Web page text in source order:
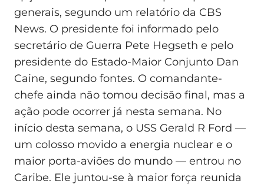
generais, segundo um relatório da CBS
News. O presidente foi informado pelo
secretário de Guerra Pete Hegseth e pelo
presidente do Estado-Maior Conjunto Dan
Caine, segundo fontes. O comandante-
chefe ainda não tomou decisão final, mas a
ação pode ocorrer já nesta semana. No
início desta semana, o USS Gerald R Ford —
um colosso movido a energia nuclear e o
maior porta-aviões do mundo — entrou no
Caribe. Ele juntou-se à maior força reunida